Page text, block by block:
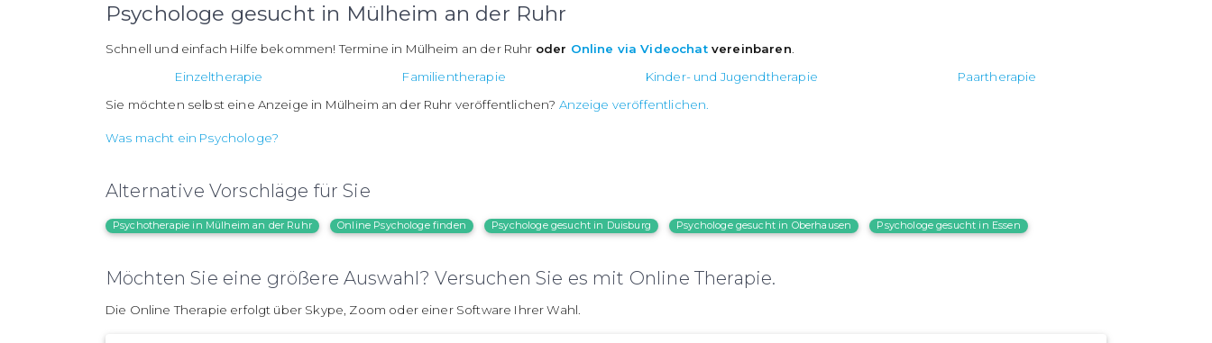
Psychologe gesucht in Mülheim an der Ruhr
Schnell und einfach Hilfe bekommen! Termine in Mülheim an der Ruhr oder Online via Videochatvereinbaren.
Einzeltherapie
Familientherapie Kinder- und Jugendtherapie
Paartherapie
Sie möchten selbst eine Anzeige in Mülheim an der Ruhr veröffentlichen? Anzeige veröffentlichen.
Was macht ein Psychologe?
Alternative Vorschläge für Sie
Psychotherapie in Mülheim an der Ruhr Online Psychologe finden Psychologe gesucht in Duisburg Psychologe gesucht in Oberhausen Psychologe gesucht in Essen
Möchten Sie eine größere Auswahl? Versuchen Sie es mit Online Therapie.
Die Online Therapie erfolgt über Skype, Zoom oder einer Software Ihrer Wahl.